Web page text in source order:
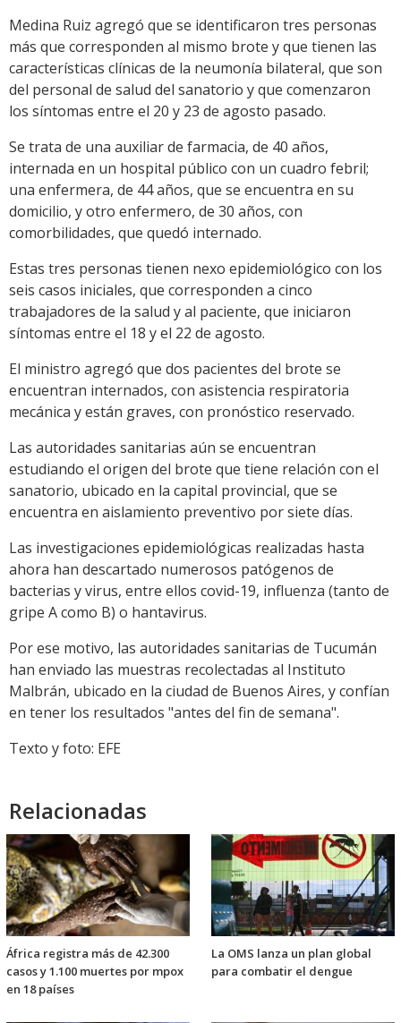
Medina Ruiz agregó que se identificaron tres personas
más que corresponden al mismo brote y que tienen las
características clínicas de la neumonía bilateral, que son
del personal de salud del sanatorio y que comenzaron
los síntomas entre el 20 y 23 de agosto pasado.
Se trata de una auxiliar de farmacia, de 40 años,
internada en un hospital público con un cuadro febril;
una enfermera, de 44 años, que se encuentra en su
domicilio, y otro enfermero, de 30 años, con
comorbilidades, que quedó internado.
Estas tres personas tienen nexo epidemiológico con los
seis casos iniciales, que corresponden a cinco
trabajadores de la salud y al paciente, que iniciaron
síntomas entre el 18 y el 22 de agosto.
El ministro agregó que dos pacientes del brote se
encuentran internados, con asistencia respiratoria
mecánica y están graves, con pronóstico reservado.
Las autoridades sanitarias aún se encuentran
estudiando el origen del brote que tiene relación con el
sanatorio, ubicado en la capital provincial, que se
encuentra en aislamiento preventivo por siete días.
Las investigaciones epidemiológicas realizadas hasta
ahora han descartado numerosos patógenos de
bacterias y virus, entre ellos covid-19, influenza (tanto de
gripe A como B) o hantavirus.
Por ese motivo, las autoridades sanitarias de Tucumán
han enviado las muestras recolectadas al Instituto
Malbrán, ubicado en la ciudad de Buenos Aires, y confían
en tener los resultados "antes del fin de semana".
Texto y foto: EFE
Relacionadas
África registra más de 42.300
casos y 1.100 muertes por mpox
en 18 países
La OMS lanza un plan global
para combatir el dengue